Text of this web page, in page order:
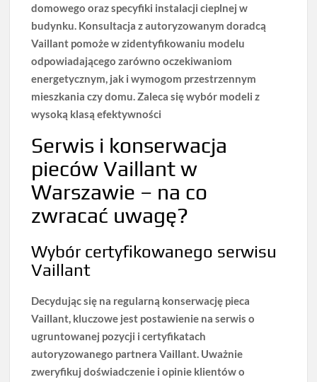
domowego oraz specyfiki instalacji cieplnej w
budynku. Konsultacja zautoryzowanym doradcą
Vaillant pomoże w zidentyfikowaniu modelu
odpowiadającego zarówno oczekiwaniom
energetycznym, jak i wymogom przestrzennym
mieszkania czy domu. Zaleca się wybór modeli z
wysoką klasą efektywności
Serwis i konserwacja
pieców Vaillant w
Warszawie – na co
zwracać uwagę?
Wybór certyfikowanego serwisu
Vaillant
Decydując się na regularną konserwację pieca
Vaillant, kluczowe jest postawienie na serwis o
ugruntowanej pozycji i certyfikatach
autoryzowanego partnera Vaillant. Uważnie
zweryfikuj doświadczenie i opinie klientów o